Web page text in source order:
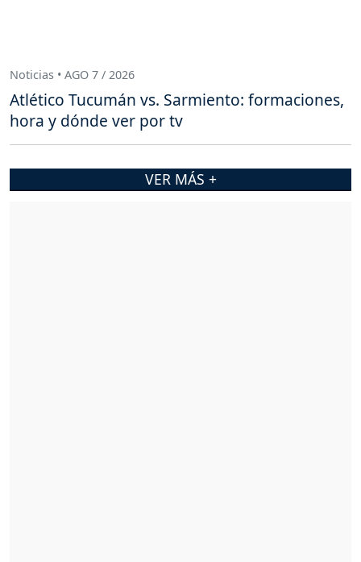
Noticias • AGO 7 / 2026
Atlético Tucumán vs. Sarmiento: formaciones,
hora y dónde ver por tv
VER MÁS +